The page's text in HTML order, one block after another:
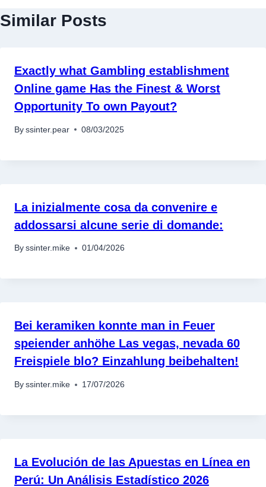
เตาอบไฟฟ้า
หม้อทอดไร้น้ำมัน
กาน้ำร้อน
Similar Posts
Exactly what Gambling establishment
Online game Has the Finest & Worst
Opportunity To own Payout?
By ssinter.pear 08/03/2025
La inizialmente cosa da convenire e
addossarsi alcune serie di domande:
By ssinter.mike 01/04/2026
Bei keramiken konnte man in Feuer
speiender anhöhe Las vegas, nevada 60
Freispiele blo? Einzahlung beibehalten!
By ssinter.mike 17/07/2026
La Evolución de las Apuestas en Línea en
Perú: Un Análisis Estadístico 2026